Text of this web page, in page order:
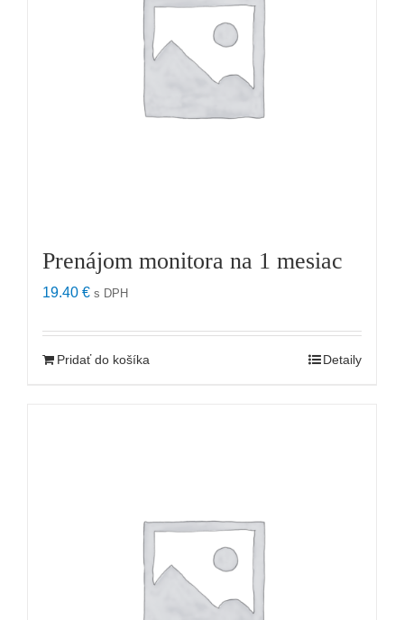
Prenájom monitora na 1 mesiac
19.40 € s DPH
Pridať do košíka Detaily